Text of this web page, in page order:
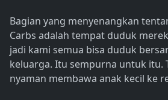
Bagian yang menyenangkan
Carbs adalah tempat duduk
jadi kami semua bisa duduk
keluarga. Itu sempurna untuk itu.
nyaman membawa anak kecil ke